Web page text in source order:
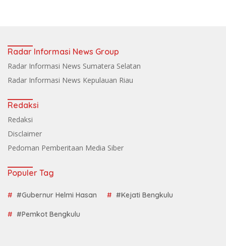
Radar Informasi News Group
Radar Informasi News Sumatera Selatan
Radar Informasi News Kepulauan Riau
Redaksi
Redaksi
Disclaimer
Pedoman Pemberitaan Media Siber
Populer Tag
#Gubernur Helmi Hasan #Kejati Bengkulu
#Pemkot Bengkulu